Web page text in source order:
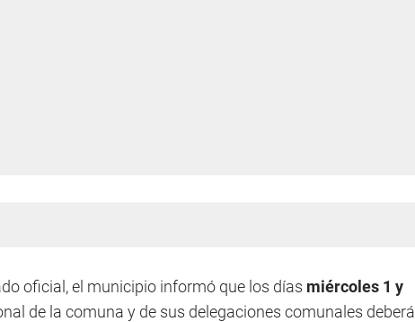
oficial, el municipio informó que los días miércoles 1 y
de la comuna y de sus delegaciones comunales deberá